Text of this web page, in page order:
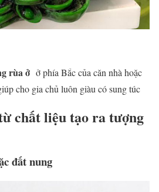
rùa ở ở phía Bắc của căn nhà hoặc
cho gia chủ luôn giàu có sung túc
chất liệu tạo ra tượng
đất nung